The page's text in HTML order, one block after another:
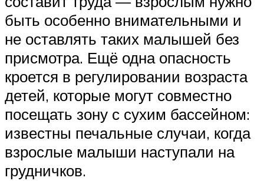
быть особенно внимательными и
не оставлять таких малышей без
присмотра. Ещё одна опасность
кроется в регулировании возраста
детей, которые могут совместно
посещать зону с сухим бассейном:
известны печальные случаи, когда
взрослые малыши наступали на
грудничков.